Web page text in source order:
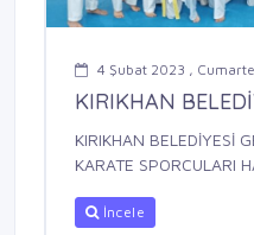
4 Şubat 2023 ,
KIRIKHAN
KIRIKHAN BELEDİYESİ
KARATE SPORCULARI
İncele